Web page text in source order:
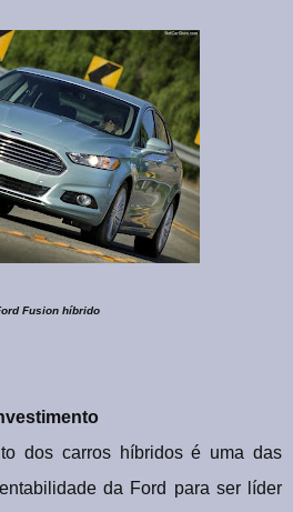
Fusion híbrido
dos carros híbridos é uma das
da Ford para ser líder